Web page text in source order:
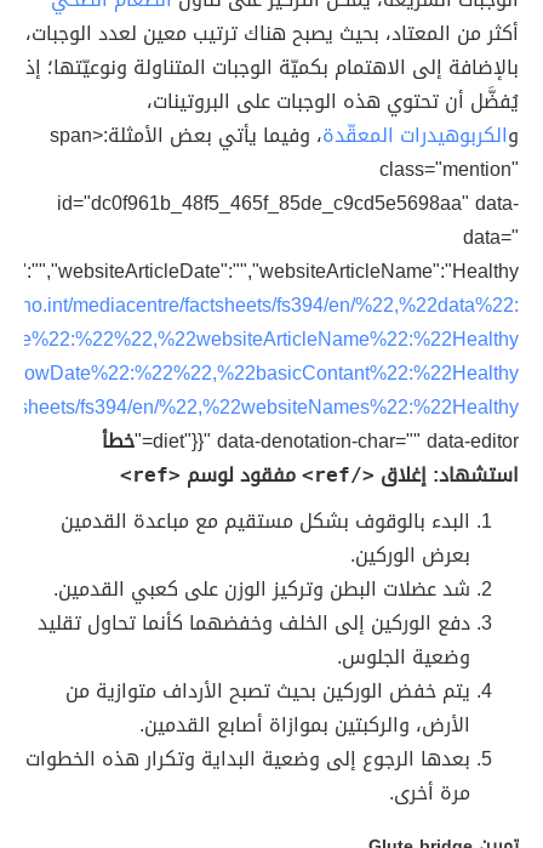
أكثر من المعتاد، بحيث يصبح هناك ترتيب معين لعدد الوجبات،
بالإضافة إلى الاهتمام بكميّة الوجبات المتناولة ونوعيّتها؛ إذ
يُفضَّل أن تحتوي هذه الوجبات على البروتينات،
والكربوهيدرات المعقّدة
، وفيما يأتي بعض الأمثلة:<span
class="mention"
id="dc0f961b_48f5_465f_85de_c9cd5e5698aa" data-
data="
mediacentre/factsheets/fs394/en/%22,%22data%22:
fs394/en/%22,%22websiteNames%22:%22Healthy
diet"}}" data-denotation-char="" data-editor=" خطأ
استشهاد: إغلاق </ref> مفقود لوسم <ref>
البدء بالوقوف بشكل مستقيم مع مباعدة القدمين
بعرض الوركين.
شد عضلات البطن وتركيز الوزن على كعبي القدمين.
دفع الوركين إلى الخلف وخفضهما كأنما تحاول تقليد
وضعية الجلوس.
يتم خفض الوركين بحيث تصبح الأرداف متوازية من
الأرض، والركبتين بموازاة أصابع القدمين.
بعدها الرجوع إلى وضعية البداية وتكرار هذه الخطوات
مرة أخرى.